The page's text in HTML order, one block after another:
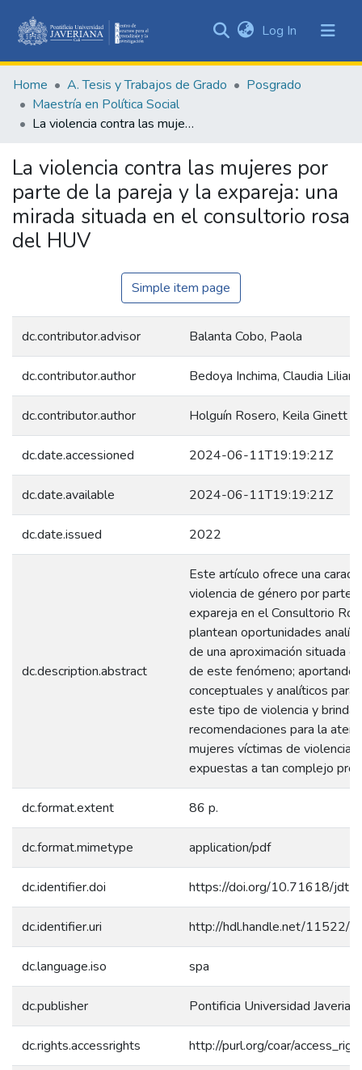
&
Collections
All of DSpace
Statistics
Log In (current)
Home A. Tesis y Trabajos de Grado
Posgrado
Maestría en Política Social
La violencia contra las mujeres por parte de la pareja y la expareja: una mirada situada en el consultorio rosa del HUV
La violencia contra las mujeres por
parte de la pareja y la expareja: una
mirada situada en el consultorio rosa
del HUV
Simple item page
dc.contributor.advisor Balanta Cobo, Paola
dc.contributor.author Bedoya Inchima, Claudia Liliana
dc.contributor.author Holguín Rosero, Keila Ginett
dc.date.accessioned 2024-06-11T19:19:21Z
dc.date.available 2024-06-11T19:19:21Z
dc.date.issued 2022
dc.description.abstract
Este artículo ofrece una
violencia de género por parte
expareja en el Consultorio
plantean oportunidades
de una aproximación situada e
de este fenómeno; aportando
conceptuales y analíticos para
este tipo de violencia y brinda
recomendaciones para la
mujeres víctimas de violencia
expuestas a tan complejo
dc.format.extent 86 p.
dc.format.mimetype application/pdf
dc.identifier.doi https://doi.org/10.71618/
dc.identifier.uri http://hdl.handle.net/11522/
dc.language.iso spa
dc.publisher Pontificia Universidad
dc.rights.accessrights http://purl.org/coar/